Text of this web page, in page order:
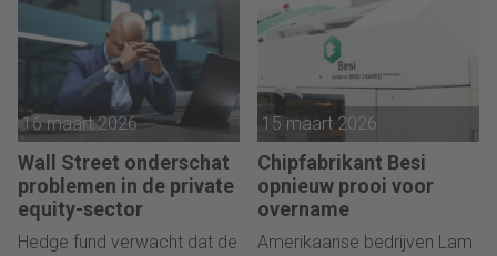
16 maart 2026
Wall Street onderschat
problemen in de private
equity-sector
Hedge fund verwacht dat de
15 maart 2026
Chipfabrikant Besi
opnieuw prooi voor
overname
Amerikaanse bedrijven Lam